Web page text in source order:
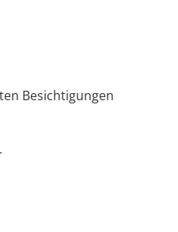
Besichtigungen